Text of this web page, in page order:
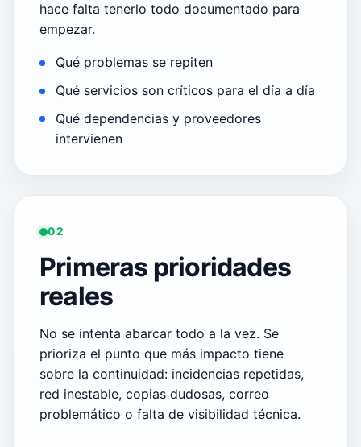
hace falta tenerlo todo documentado para
empezar.
Qué problemas se repiten
Qué servicios son críticos para el día a día
Qué dependencias y proveedores
intervienen
02
Primeras prioridades
reales
No se intenta abarcar todo a la vez. Se
prioriza el punto que más impacto tiene
sobre la continuidad: incidencias repetidas,
red inestable, copias dudosas, correo
problemático o falta de visibilidad técnica.